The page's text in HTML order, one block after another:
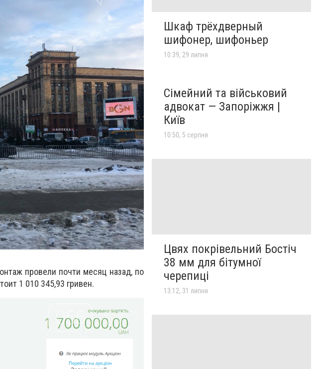
провели почти месяц назад, по
1 010 345,93 гривен.
Шкаф трёхдверный
шифонер, шифоньер
10:39, 29 липня
Сімейний та військовий
адвокат — Запоріжжя |
Київ
10:50, 5 серпня
Цвях покрівельний Бостіч
38 мм для бітумної
черепиці
13:12, 31 липня